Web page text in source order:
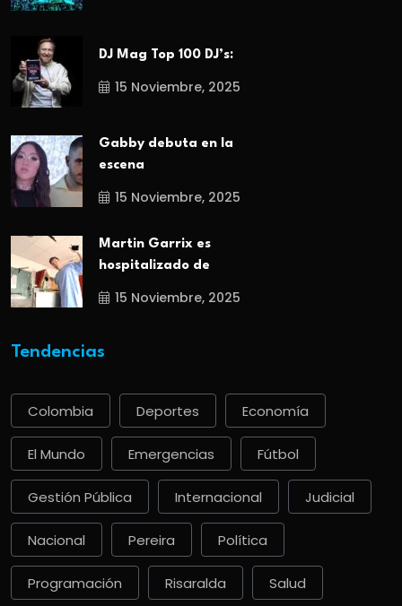
DJ Mag Top 100 DJ’s:
15 Noviembre, 2025
Gabby debuta en la
escena
15 Noviembre, 2025
Martin Garrix es
hospitalizado de
15 Noviembre, 2025
Tendencias
Colombia Deportes Economía
El Mundo Emergencias Fútbol
Gestión Pública Internacional Judicial
Nacional Pereira Política
Programación Risaralda Salud